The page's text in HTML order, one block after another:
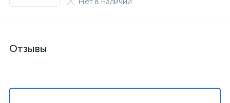
Отзывы